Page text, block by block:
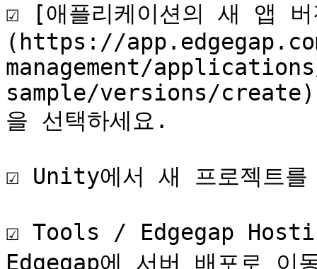
☑️ [애플리케이션의 새 앱 버
(https://
management/
sample/versions/
을 선택하세요.
☑️ Unity에서 새 프로젝트를
☑️ Tools / Edgegap
Edgegap에 서버 배포로 이